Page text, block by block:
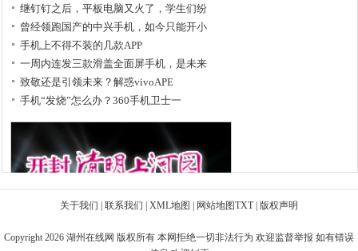
继钉钉之后，平板电脑又火了，学生们纷
曾经领跑国产的中兴手机，如今只能开小
手机上不得不装的几款APP
一周内连发三款滑盖全面屏手机，是未来
致敬还是引领未来？解惑vivoAPE
手机“发烧”怎么办？360手机卫士一
关于我们 联系我们 XML地图 网站地图TXT| 版权声明
Copyright 2026 湖州在线网 版权所有 本网拒绝一切非法行为 欢迎监督举报 如有错误